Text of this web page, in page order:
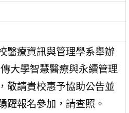
醫療資訊與管理學系舉辦
傳大學智慧醫療與永續管理
敬請貴校惠予協助公告並
躍報名參加，請查照。